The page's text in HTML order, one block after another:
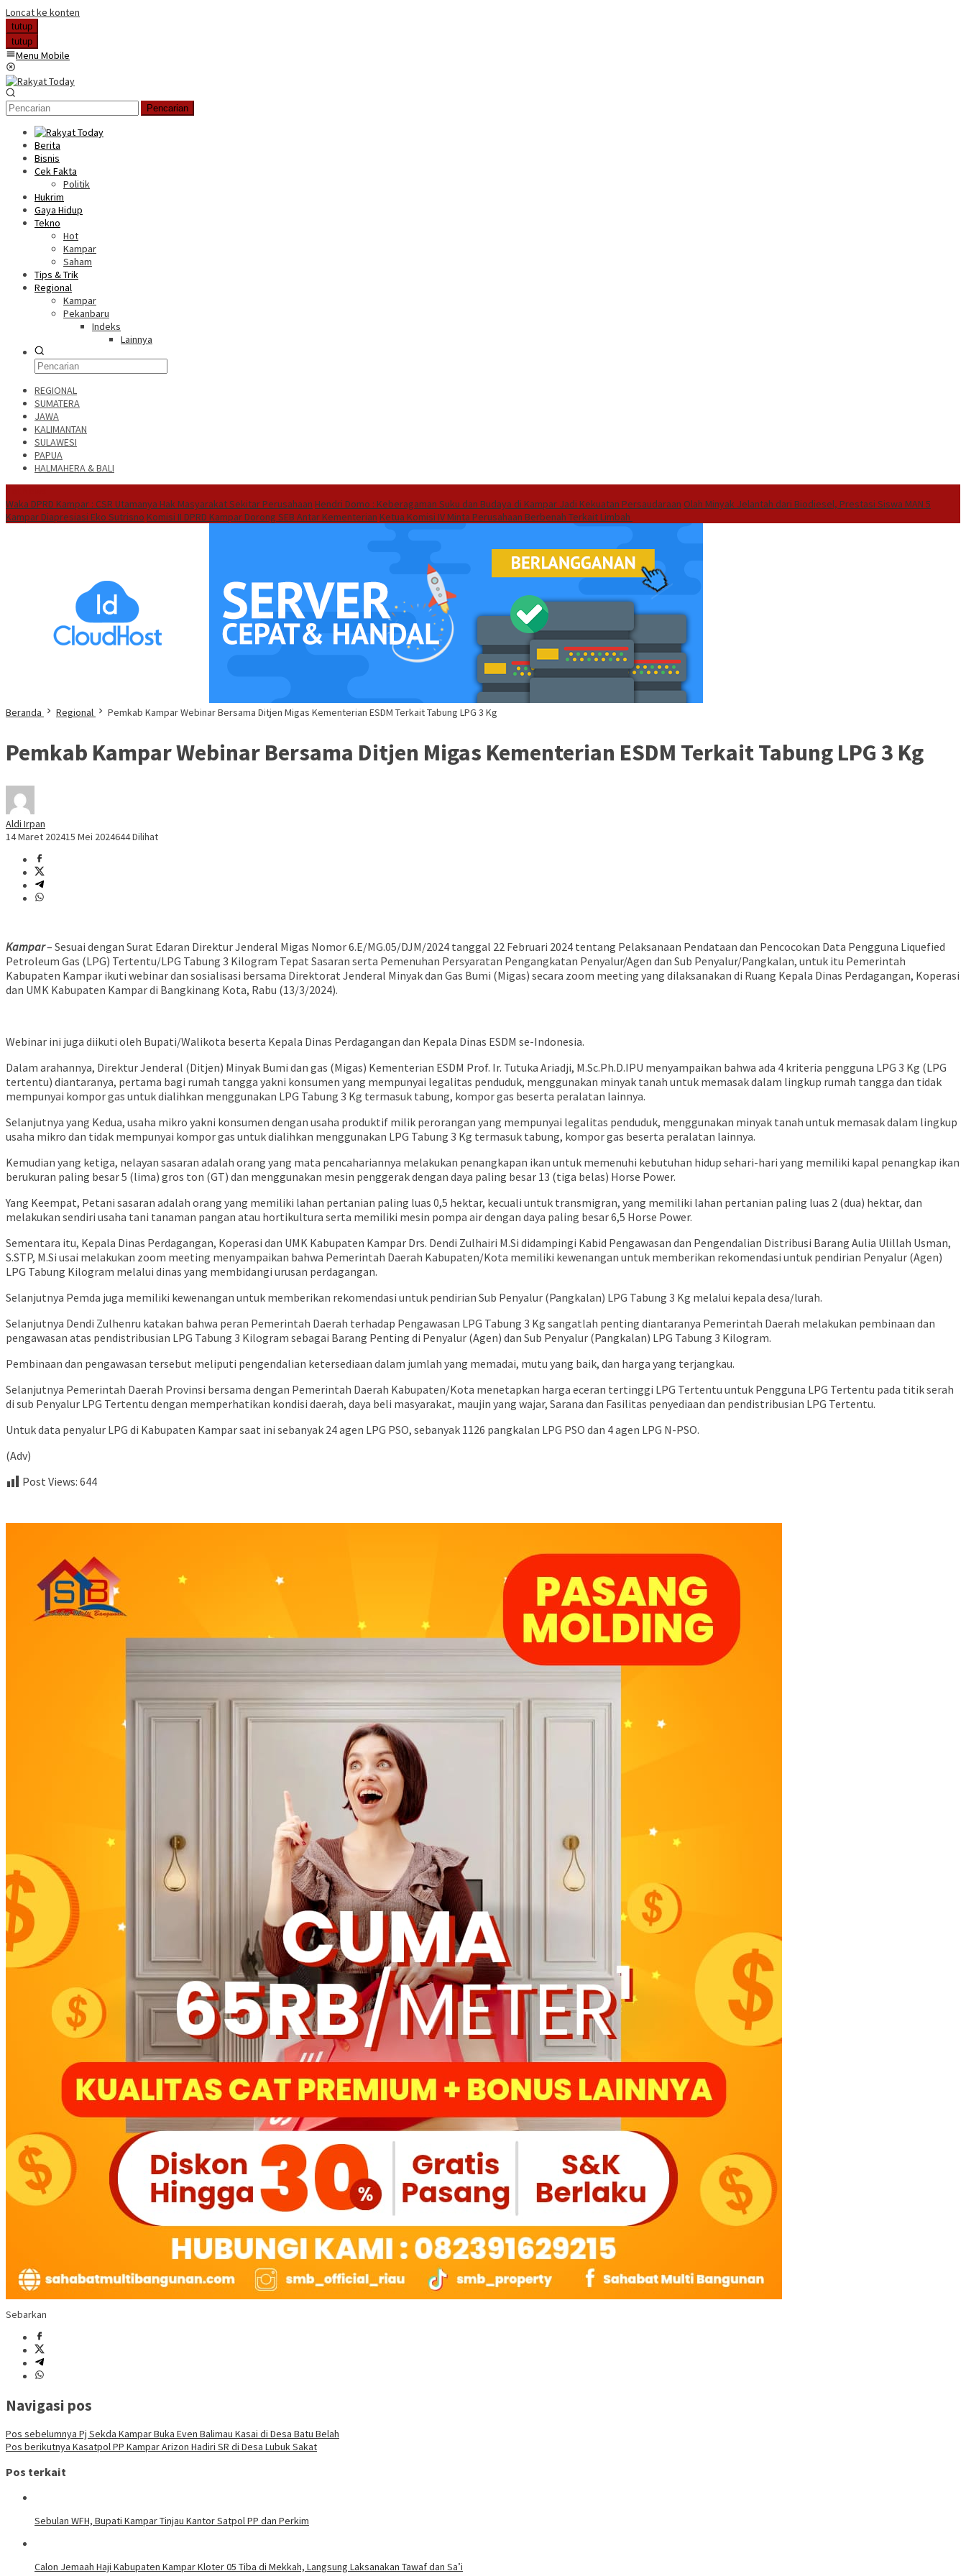
Loncat ke konten
tutup
tutup
Menu Mobile
Pencarian
Berita
Bisnis
Cek Fakta
Politik
Hukrim
Gaya Hidup
Tekno
Hot
Kampar
Saham
Tips & Trik
Regional
Kampar
Pekanbaru
Indeks
Lainnya
REGIONAL
SUMATERA
JAWA
KALIMANTAN
SULAWESI
PAPUA
HALMAHERA & BALI
Waka DPRD Kampar : CSR Utamanya Hak Masyarakat Sekitar Perusahaan Hendri Domo : Keberagaman Suku dan Budaya di Kampar Jadi Kekuatan Persaudaraan Olah Minyak Jelantah dari Biodiesel, Prestasi Siswa MAN 5
Kampar Diapresiasi Eko Sutrisno Komisi II DPRD Kampar Dorong SEB Antar Kementerian Ketua Komisi IV Minta Perusahaan Berbenah Terkait Limbah
Beranda Regional Pemkab Kampar Webinar Bersama Ditjen Migas Kementerian ESDM Terkait Tabung LPG 3 Kg
Pemkab Kampar Webinar Bersama Ditjen Migas Kementerian ESDM Terkait Tabung LPG 3 Kg
Aldi Irpan
14 Maret 202415 Mei 2024644 Dilihat
Kampar– Sesuai dengan Surat Edaran Direktur Jenderal Migas Nomor 6.E/MG.05/DJM/2024 tanggal 22 Februari 2024 tentang Pelaksanaan Pendataan dan Pencocokan Data Pengguna Liquefied
Petroleum Gas (LPG) Tertentu/LPG Tabung 3 Kilogram Tepat Sasaran serta Pemenuhan Persyaratan Pengangkatan Penyalur/Agen dan Sub Penyalur/Pangkalan, untuk itu Pemerintah
Kabupaten Kampar ikuti webinar dan sosialisasi bersama Direktorat Jenderal Minyak dan Gas Bumi (Migas) secara zoom meeting yang dilaksanakan di Ruang Kepala Dinas Perdagangan, Koperasi
dan UMK Kabupaten Kampar di Bangkinang Kota, Rabu (13/3/2024).
Webinar ini juga diikuti oleh Bupati/Walikota beserta Kepala Dinas Perdagangan dan Kepala Dinas ESDM se-Indonesia.
Dalam arahannya, Direktur Jenderal (Ditjen) Minyak Bumi dan gas (Migas) Kementerian ESDM Prof. Ir. Tutuka Ariadji, M.Sc.Ph.D.IPU menyampaikan bahwa ada 4 kriteria pengguna LPG 3 Kg (LPG
tertentu) diantaranya, pertama bagi rumah tangga yakni konsumen yang mempunyai legalitas penduduk, menggunakan minyak tanah untuk memasak dalam lingkup rumah tangga dan tidak
mempunyai kompor gas untuk dialihkan menggunakan LPG Tabung 3 Kg termasuk tabung, kompor gas beserta peralatan lainnya.
Selanjutnya yang Kedua, usaha mikro yakni konsumen dengan usaha produktif milik perorangan yang mempunyai legalitas penduduk, menggunakan minyak tanah untuk memasak dalam lingkup
usaha mikro dan tidak mempunyai kompor gas untuk dialihkan menggunakan LPG Tabung 3 Kg termasuk tabung, kompor gas beserta peralatan lainnya.
Kemudian yang ketiga, nelayan sasaran adalah orang yang mata pencahariannya melakukan penangkapan ikan untuk memenuhi kebutuhan hidup sehari-hari yang memiliki kapal penangkap ikan
berukuran paling besar 5 (lima) gros ton (GT) dan menggunakan mesin penggerak dengan daya paling besar 13 (tiga belas) Horse Power.
Yang Keempat, Petani sasaran adalah orang yang memiliki lahan pertanian paling luas 0,5 hektar, kecuali untuk transmigran, yang memiliki lahan pertanian paling luas 2 (dua) hektar, dan
melakukan sendiri usaha tani tanaman pangan atau hortikultura serta memiliki mesin pompa air dengan daya paling besar 6,5 Horse Power.
Sementara itu, Kepala Dinas Perdagangan, Koperasi dan UMK Kabupaten Kampar Drs. Dendi Zulhairi M.Si didampingi Kabid Pengawasan dan Pengendalian Distribusi Barang Aulia Ulillah Usman,
S.STP, M.Si usai melakukan zoom meeting menyampaikan bahwa Pemerintah Daerah Kabupaten/Kota memiliki kewenangan untuk memberikan rekomendasi untuk pendirian Penyalur (Agen)
LPG Tabung Kilogram melalui dinas yang membidangi urusan perdagangan.
Selanjutnya Pemda juga memiliki kewenangan untuk memberikan rekomendasi untuk pendirian Sub Penyalur (Pangkalan) LPG Tabung 3 Kg melalui kepala desa/lurah.
Selanjutnya Dendi Zulhenru katakan bahwa peran Pemerintah Daerah terhadap Pengawasan LPG Tabung 3 Kg sangatlah penting diantaranya Pemerintah Daerah melakukan pembinaan dan
pengawasan atas pendistribusian LPG Tabung 3 Kilogram sebagai Barang Penting di Penyalur (Agen) dan Sub Penyalur (Pangkalan) LPG Tabung 3 Kilogram.
Pembinaan dan pengawasan tersebut meliputi pengendalian ketersediaan dalam jumlah yang memadai, mutu yang baik, dan harga yang terjangkau.
Selanjutnya Pemerintah Daerah Provinsi bersama dengan Pemerintah Daerah Kabupaten/Kota menetapkan harga eceran tertinggi LPG Tertentu untuk Pengguna LPG Tertentu pada titik serah
di sub Penyalur LPG Tertentu dengan memperhatikan kondisi daerah, daya beli masyarakat, maujin yang wajar, Sarana dan Fasilitas penyediaan dan pendistribusian LPG Tertentu.
Untuk data penyalur LPG di Kabupaten Kampar saat ini sebanyak 24 agen LPG PSO, sebanyak 1126 pangkalan LPG PSO dan 4 agen LPG N-PSO.
(Adv)
Post Views: 644
Sebarkan
Navigasi pos
Pos sebelumnya Pj Sekda Kampar Buka Even Balimau Kasai di Desa Batu Belah
Pos berikutnya Kasatpol PP Kampar Arizon Hadiri SR di Desa Lubuk Sakat
Pos terkait
Sebulan WFH, Bupati Kampar Tinjau Kantor Satpol PP dan Perkim
Calon Jemaah Haji Kabupaten Kampar Kloter 05 Tiba di Mekkah, Langsung Laksanakan Tawaf dan Sa’i